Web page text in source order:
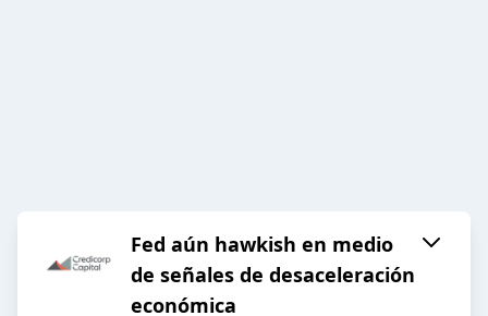
Fed aún hawkish en medio
de señales de desaceleración
económica